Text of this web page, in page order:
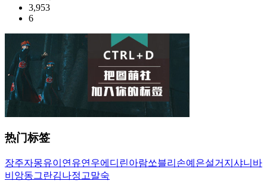
3,953
6
热门标签
장주자몽유이 연유연우에디린아람쏘블리 손예은설거지 샤니 바
비앙동그란김나정 고말숙